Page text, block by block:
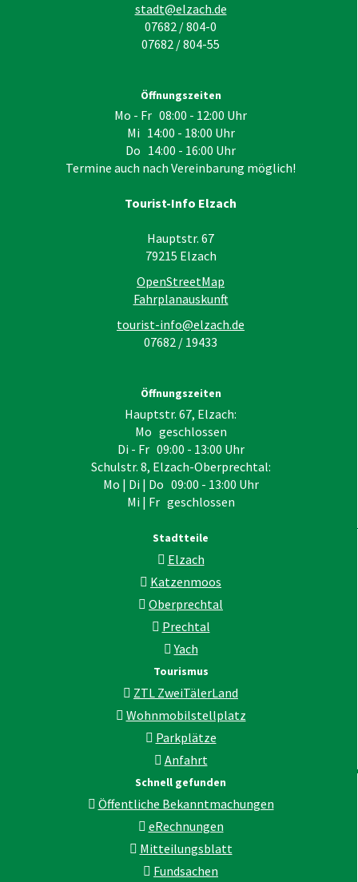
stadt@elzach.de
07682 / 804-0
07682 / 804-55
Öffnungszeiten
Mo - Fr 08:00 - 12:00 Uhr
Mi 14:00 - 18:00 Uhr
Do 14:00 - 16:00 Uhr
Termine auch nach Vereinbarung möglich!
Tourist-Info Elzach
Hauptstr. 67
79215 Elzach
OpenStreetMap
Fahrplanauskunft
tourist-info@elzach.de
07682 / 19433
Öffnungszeiten
Hauptstr. 67, Elzach:
Mo geschlossen
Di - Fr 09:00 - 13:00 Uhr
Schulstr. 8, Elzach-Oberprechtal:
Mo | Di | Do 09:00 - 13:00 Uhr
Mi | Fr geschlossen
Stadtteile
Elzach
Katzenmoos
Oberprechtal
Prechtal
Yach
Tourismus
ZTL ZweiTälerLand
Wohnmobilstellplatz
Parkplätze
Anfahrt
Schnell gefunden
Öffentliche Bekanntmachungen
eRechnungen
Mitteilungsblatt
Fundsachen